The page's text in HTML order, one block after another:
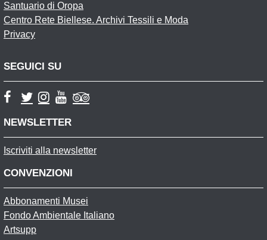
Santuario di Oropa
Centro Rete Biellese. Archivi Tessili e Moda
Privacy
SEGUICI SU
NEWSLETTER
Iscriviti alla newsletter
CONVENZIONI
Abbonamenti Musei
Fondo Ambientale Italiano
Artsupp